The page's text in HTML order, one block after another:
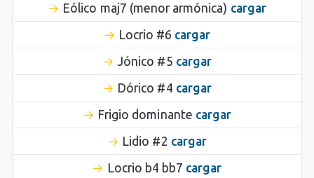
Eólico maj7 (menor armónica) cargar
Locrio #6 cargar
Jónico #5 cargar
Dórico #4 cargar
Frigio dominante cargar
Lidio #2 cargar
Locrio b4 bb7 cargar